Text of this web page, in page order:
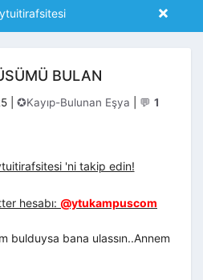
×
BULAN
Kategoriler
✪Kayıp-Bulunan Eşya 💬 1
'ni takip edin!
hesabı: @ytukampuscom
bulduysa bana ulassın..Annem